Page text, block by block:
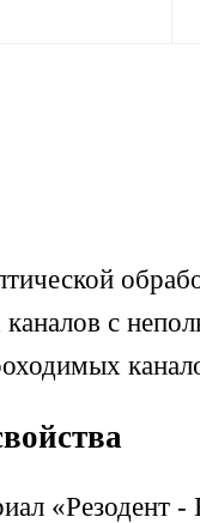
с
«Резодент